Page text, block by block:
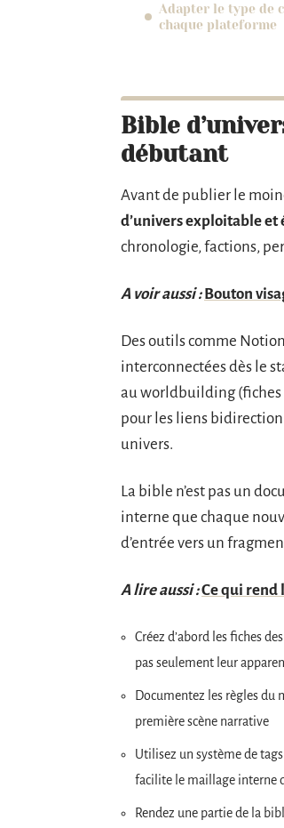
Adapter le type de
chaque plateforme
Bible
débutant
Avant de publier le
d’univers exploitable et
chronologie, factions,
A voir aussi : Bouton
Des outils comme
interconnectées dès le
au worldbuilding (fiches
pour les liens
univers.
La bible n’est pas un
interne que chaque
d’entrée vers un
A lire aussi :Ce qui rend
Créez d’abord les fiches
pas seulement leur
Documentez les règles du
première scène narrative
Utilisez un système de
facilite le maillage interne
Rendez une partie de la